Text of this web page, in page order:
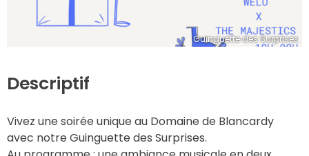
Guinguette des Surprises
Descriptif
Vivez une soirée unique au Domaine de Blancardy
avec notre Guinguette des Surprises.